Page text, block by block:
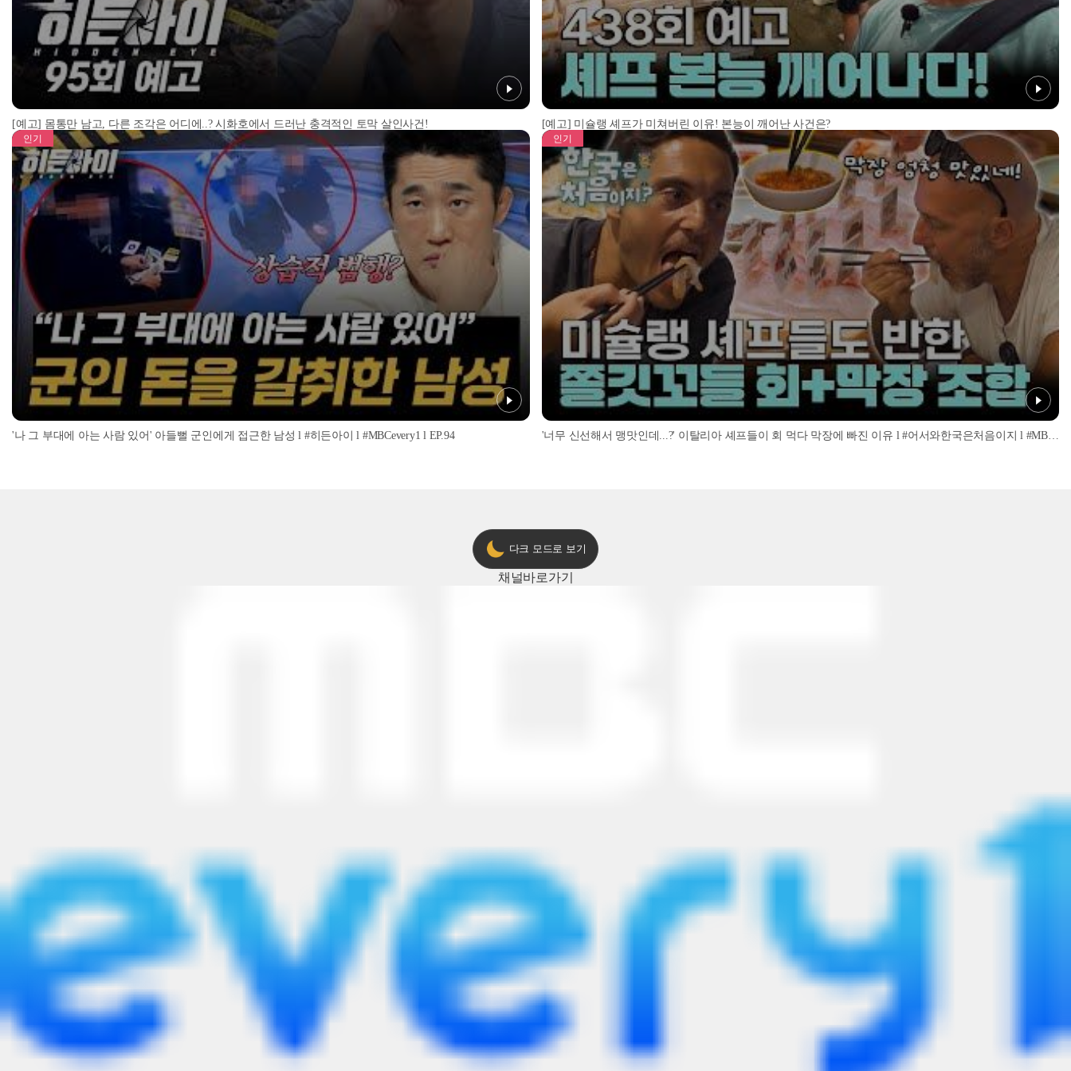
[예고] 몸통만 남고, 다른 조각은 어디에..? 시화호에서 드러난 충격적인 토막 살인사건! [예고] 미슐랭 셰프가 미쳐버린 이유! 본능이 깨어난 사건은?
인기
'나 그 부대에 아는 사람 있어' 아들뻘 군인에게 접근한 남성 l #히든아이 l #MBCevery1 l EP.94
인기
'너무 신선해서 맹맛인데...?' 이탈리아 셰프들이 회 먹다 막장에 빠진 이유 l #어서와한국은처음이지 l #MBCevery1 l EP.437
다크 모드로 보기
채널바로가기